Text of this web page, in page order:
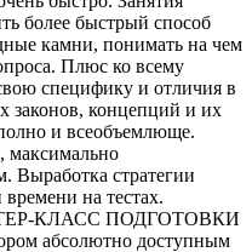
более быстрый способ
камни, понимать на чем
Плюс ко всему
специфику и отличия в
законов, концепций и их
и всеобъемлюще.
максимально
Выработка стратегии
на тестах.
КЛАСС ПОДГОТОВКИ
абсолютно доступным